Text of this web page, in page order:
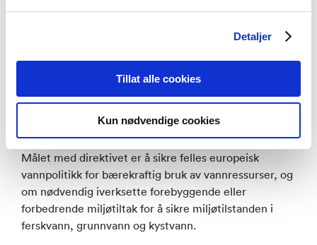
Detaljer
Tillat alle cookies
Kun nødvendige cookies
Norges ratifisering av EUs rammedirektiv for vann
til å videreføre og øke overvåkingsaktivitet av
Rammedirektivet for vann er et av EUs viktigste og
mest omfattende miljødirektiv innen vannforvaltning.
Målet med direktivet er å sikre felles europeisk
vannpolitikk for bærekraftig bruk av vannressurser, og
om nødvendig iverksette forebyggende eller
forbedrende miljøtiltak for å sikre miljøtilstanden i
ferskvann, grunnvann og kystvann.